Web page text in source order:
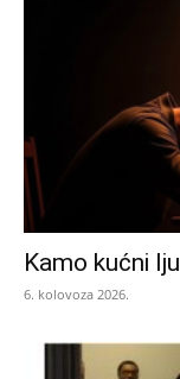
Kamo kućni
6. kolovoza 2026.